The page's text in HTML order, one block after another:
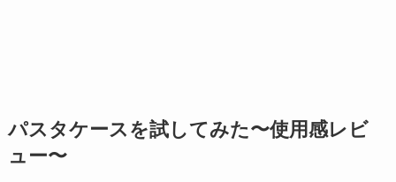
パスタケースを試してみた〜使用感レビ
ュー〜